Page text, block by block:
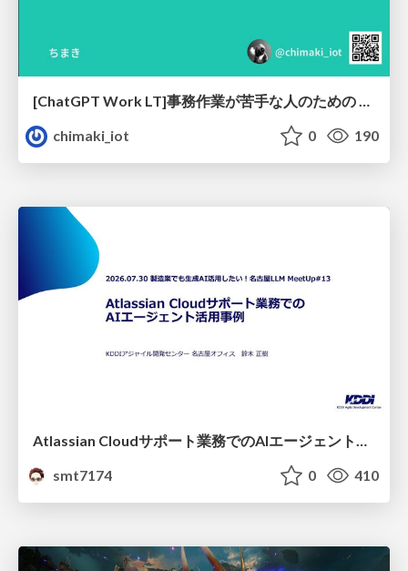
[ChatGPT Work LT]事務作業が苦手な人のための バックオフィスの「半」自動化
chimaki_iot
0 190
Atlassian Cloudサポート業務でのAIエージェント活用事例
smt7174
0 410